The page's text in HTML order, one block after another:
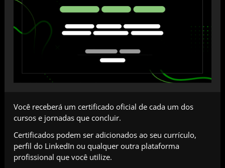
Você receberá um certificado oficial de cada um dos
cursos e jornadas que concluir.
Certificados podem ser adicionados ao seu currículo,
perfil do LinkedIn ou qualquer outra plataforma
profissional que você utilize.